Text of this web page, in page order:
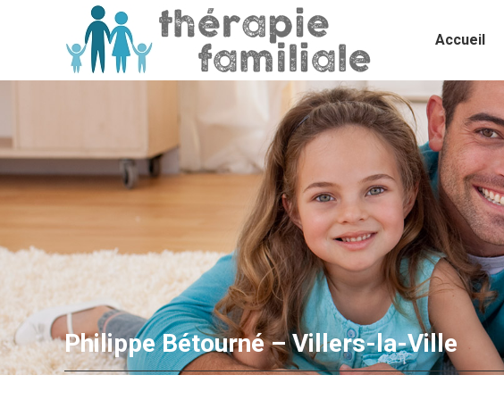
Accueil
Philippe Bétourné – Villers-la-Ville
Accueil